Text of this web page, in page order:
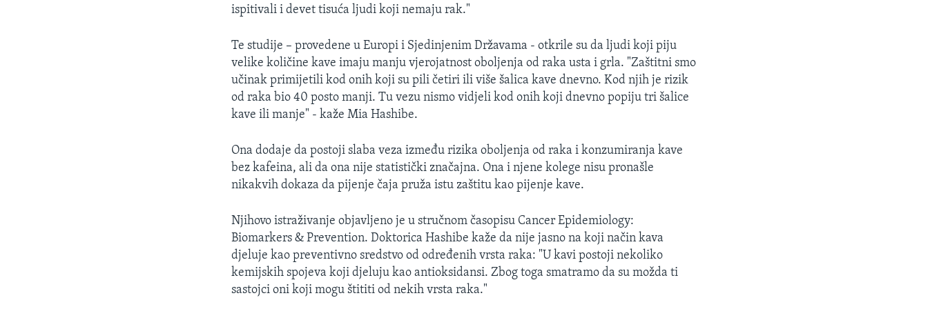
ispitivali i devet tisuća ljudi koji nemaju rak."
Te studije – provedene u Europi i Sjedinjenim Državama - otkrile su da ljudi koji piju
velike količine kave imaju manju vjerojatnost oboljenja od raka usta i grla. "Zaštitni smo
učinak primijetili kod onih koji su pili četiri ili više šalica kave dnevno. Kod njih je rizik
od raka bio 40 posto manji. Tu vezu nismo vidjeli kod onih koji dnevno popiju tri šalice
kave ili manje" - kaže Mia Hashibe.
Ona dodaje da postoji slaba veza između rizika oboljenja od raka i konzumiranja kave
bez kafeina, ali da ona nije statistički značajna. Ona i njene kolege nisu pronašle
nikakvih dokaza da pijenje čaja pruža istu zaštitu kao pijenje kave.
Njihovo istraživanje objavljeno je u stručnom časopisu Cancer Epidemiology:
Biomarkers & Prevention. Doktorica Hashibe kaže da nije jasno na koji način kava
djeluje kao preventivno sredstvo od određenih vrsta raka: "U kavi postoji nekoliko
kemijskih spojeva koji djeluju kao antioksidansi. Zbog toga smatramo da su možda ti
sastojci oni koji mogu štititi od nekih vrsta raka."